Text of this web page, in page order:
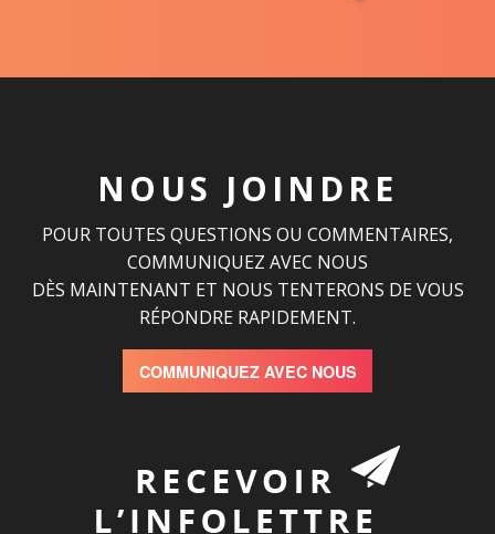
NOUS JOINDRE
POUR TOUTES QUESTIONS OU COMMENTAIRES,
COMMUNIQUEZ AVEC NOUS
DÈS MAINTENANT ET NOUS TENTERONS DE VOUS
RÉPONDRE RAPIDEMENT.
COMMUNIQUEZ AVEC NOUS